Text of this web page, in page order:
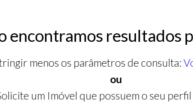
encontramos resultados
menos os parâmetros de consulta:
ou
um Imóvel que possuem o seu perfil